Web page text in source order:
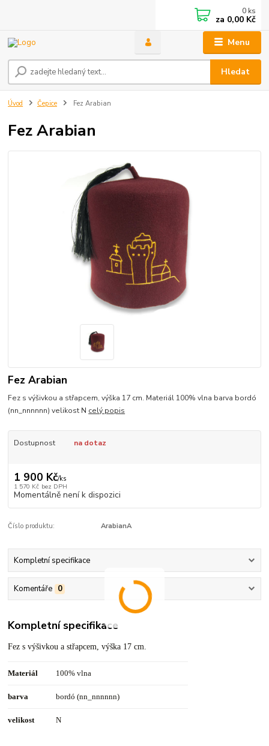
Menu
Hledat
0 ks
za 0,00 Kč
Úvod Čepice Fez Arabian
Fez Arabian
Fez Arabian
Fez s výšivkou a střapcem, výška 17 cm. Materiál 100% vlna barva bordó
(nn_nnnnnn) velikost N celý popis
Dostupnost na dotaz
1 900 Kč/ks
1 570 Kč bez DPH
Momentálně není k dispozici
Číslo produktu: ArabianA
Kompletní specifikace
Komentáře 0
Kompletní specifikace
Fez s výšivkou a střapcem, výška 17 cm.
Materiál 100% vlna
barva bordó (nn_nnnnnn)
velikost N